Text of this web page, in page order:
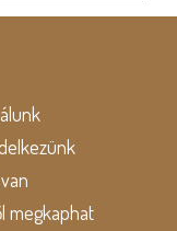
megkaphat